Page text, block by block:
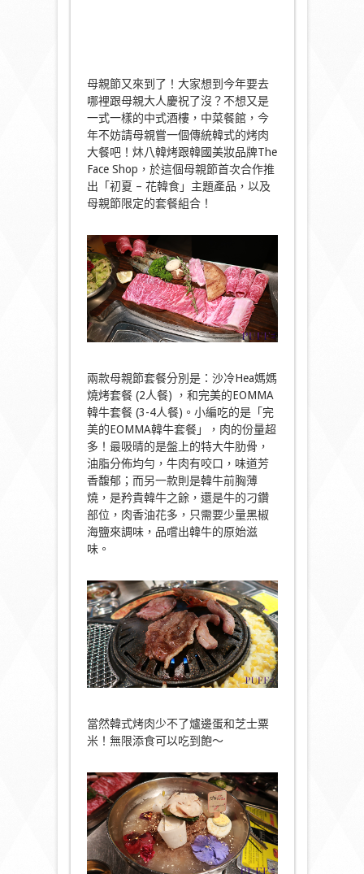
母親節又來到了！大家想到今年要去
哪裡跟母親大人慶祝了沒？不想又是
一式一樣的中式酒樓，中菜餐館，今
年不妨請母親嘗一個傳統韓式的烤肉
大餐吧！炑八韓烤跟韓國美妝品牌The
Face Shop，於這個母親節首次合作推
出「初夏 – 花韓食」主題產品，以及
母親節限定的套餐組合！
兩款母親節套餐分別是：沙冷Hea媽媽
燒烤套餐 (2人餐) ，和完美的EOMMA
韓牛套餐 (3-4人餐)。小編吃的是「完
美的EOMMA韓牛套餐」，肉的份量超
多！最吸晴的是盤上的特大牛肋骨，
油脂分佈均勻，牛肉有咬口，味道芳
香馥郁；而另一款則是韓牛前胸薄
燒，是矜貴韓牛之餘，還是牛的刁鑽
部位，肉香油花多，只需要少量黑椒
海鹽來調味，品嚐出韓牛的原始滋
味。
當然韓式烤肉少不了爐邊蛋和芝士粟
米！無限添食可以吃到飽～